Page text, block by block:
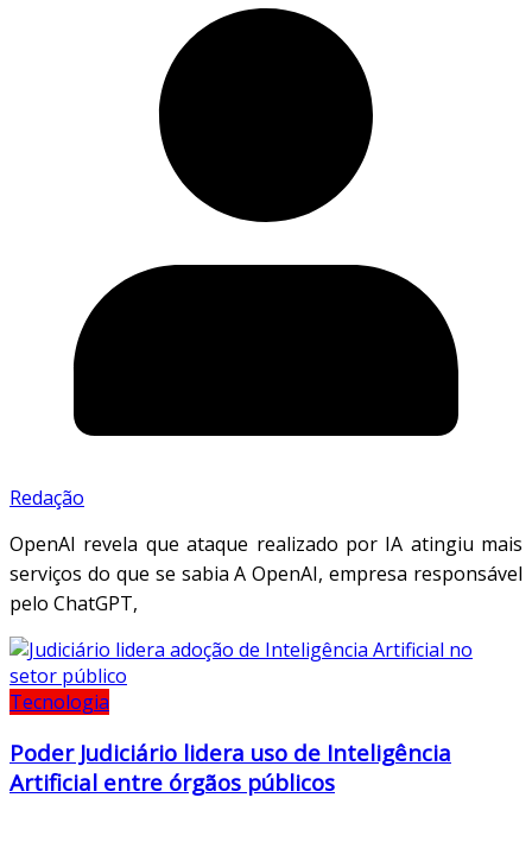
Redação
OpenAI revela que ataque realizado por IA atingiu mais
serviços do que se sabia A OpenAI, empresa responsável
pelo ChatGPT,
Tecnologia
Poder Judiciário lidera uso de Inteligência
Artificial entre órgãos públicos